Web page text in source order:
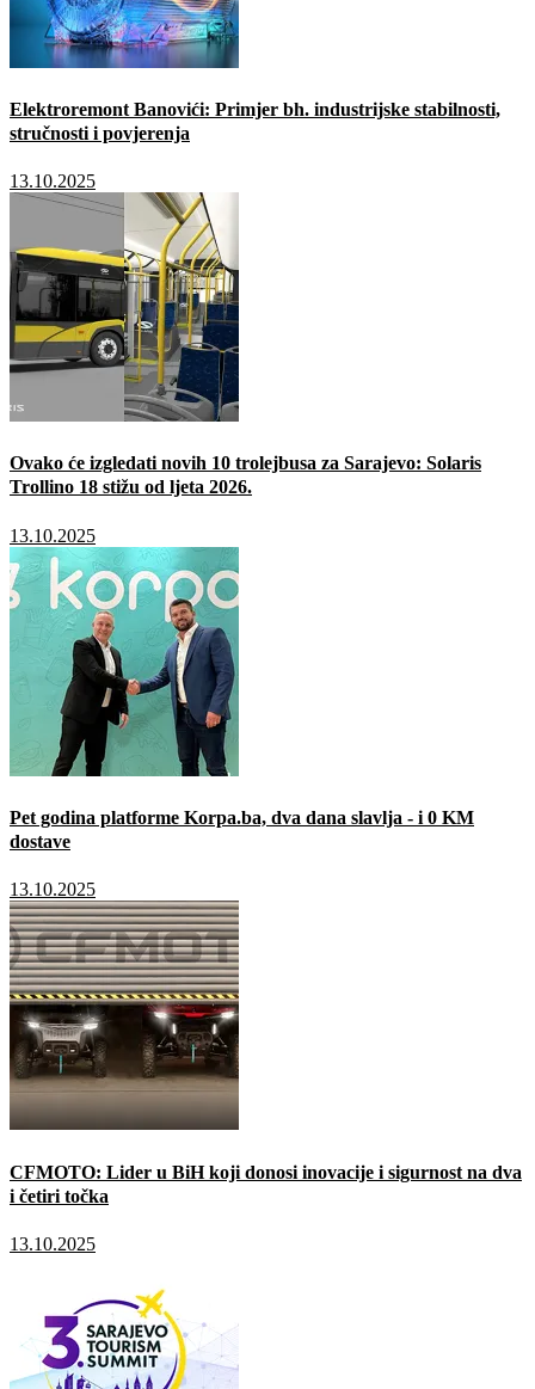
Elektroremont Banovići: Primjer bh. industrijske stabilnosti,
stručnosti i povjerenja
13.10.2025
Ovako će izgledati novih 10 trolejbusa za Sarajevo: Solaris
Trollino 18 stižu od ljeta 2026.
13.10.2025
Pet godina platforme Korpa.ba, dva dana slavlja - i 0 KM
dostave
13.10.2025
CFMOTO: Lider u BiH koji donosi inovacije i sigurnost na dva
i četiri točka
13.10.2025